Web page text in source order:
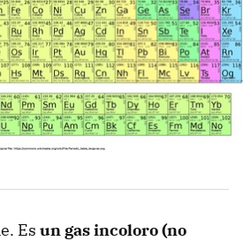
Es un gas incoloro (no